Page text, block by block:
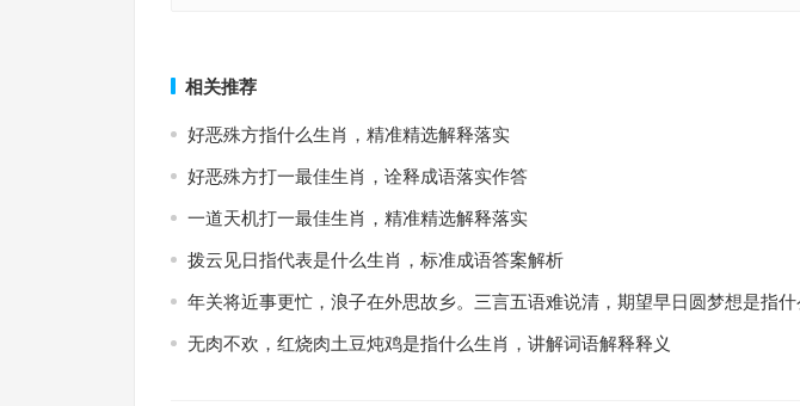
相关推荐
好恶殊方指什么生肖，精准精选解释落实
好恶殊方打一最佳生肖，诠释成语落实作答
一道天机打一最佳生肖，精准精选解释落实
拨云见日指代表是什么生肖，标准成语答案解析
年关将近事更忙，浪子在外思故乡。三言五语难说清，期望早日圆梦想是指
无肉不欢，红烧肉土豆炖鸡是指什么生肖，讲解词语解释释义